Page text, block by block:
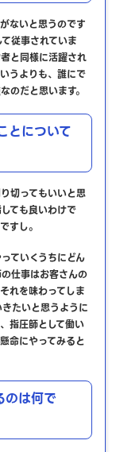
ないと思うのです
従事されていま
と同様に活躍され
うよりも、誰にで
のだと思います。
とについて
切ってもいいと思
ても良いわけで
すし。
ていくうちにどん
仕事はお客さんの
れを味わってしま
たいと思うように
指圧師として働い
命にやってみると
のは何で